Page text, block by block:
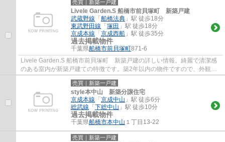
売買｜新築一戸建
Livele Garden.S 船橋市前貝塚町 新築戸建
武蔵野線 「 船橋法典 」駅 徒歩18分
東武野田線 「 塚田 」駅 徒歩18分
京成本線 「 京成西船 」駅 徒歩35分
過去掲載物件
千葉県船橋市前貝塚町871-6
Livele Garden.S 船橋市前貝塚町 新築戸建の詳しい情報。綺麗で清潔感
のある室内が新築戸建ての特徴です。築2年以内の物件ですので、外観も
キレイです。武蔵野線船橋法典近くは過ごし...
売買｜新築一戸建
style本中山 新築分譲住宅
京成本線 「 京成中山 」駅 徒歩6分
総武線 「 下総中山 」駅 徒歩10分
過去掲載物件
千葉県船橋市本中山 １丁目13-22
売買｜新築一戸建